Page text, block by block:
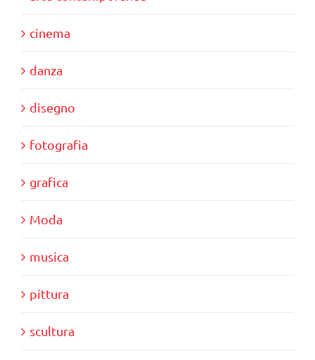
cinema
danza
disegno
fotografia
grafica
Moda
musica
pittura
scultura